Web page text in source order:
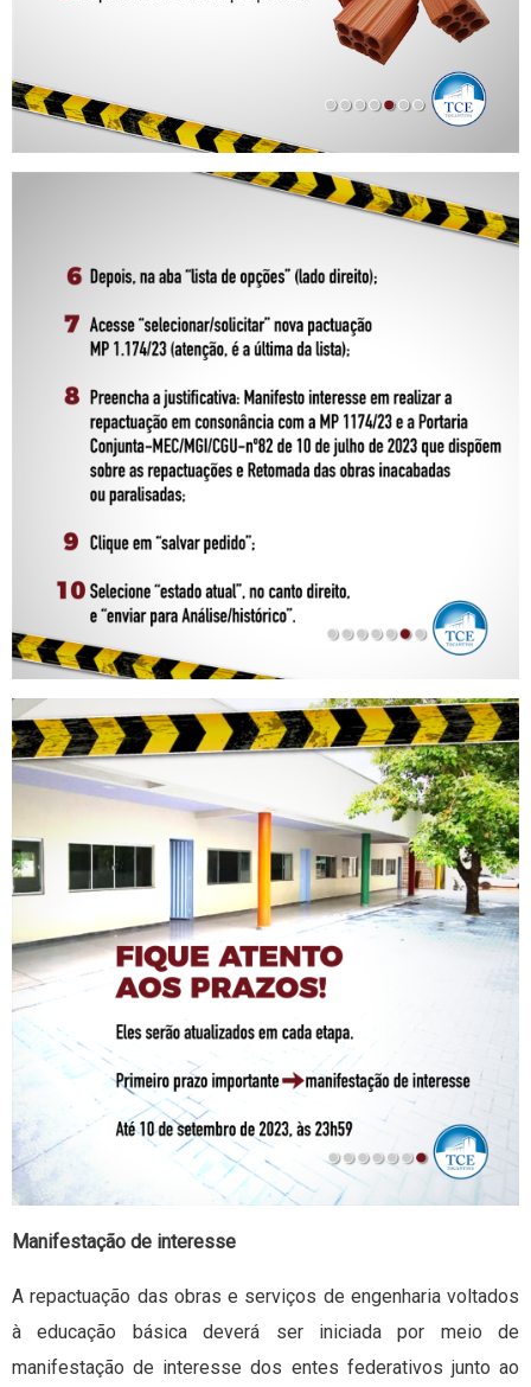
Manifestação de interesse
A repactuação das obras e serviços de engenharia voltados
à educação básica deverá ser iniciada por meio de
manifestação de interesse dos entes federativos junto ao